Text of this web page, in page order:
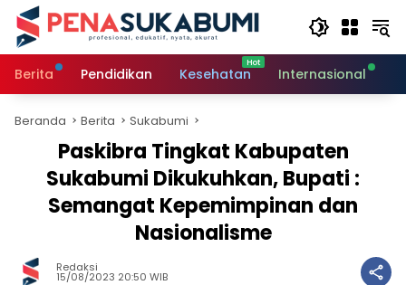
Langsung
konten
Berita
Pendidikan Kesehatan Internasional
Beranda Berita Sukabumi
Paskibra Tingkat Kabupaten
Sukabumi Dikukuhkan, Bupati :
Semangat Kepemimpinan dan
Nasionalisme
Redaksi
15/08/2023 20:50 WIB